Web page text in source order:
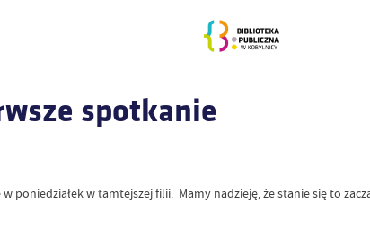
spotkanie
poniedziałek w tamtejszej filii. Mamy nadzieję, że stanie się to